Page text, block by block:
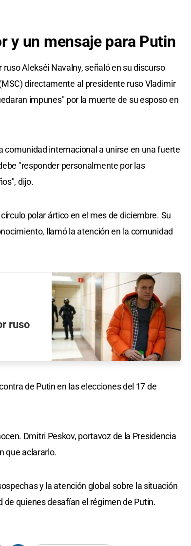
y un mensaje para Putin
Alekséi Navalny, señaló en su discurso
directamente al presidente ruso Vladimir
impunes" por la muerte de su esposo en
comunidad internacional a unirse en una fuerte
"responder personalmente por las
dijo.
polar ártico en el mes de diciembre. Su
llamó la atención en la comunidad
ruso
de Putin en las elecciones del 17 de
Dmitri Peskov, portavoz de la Presidencia
que aclararlo.
y la atención global sobre la situación
de quienes desafían el régimen de Putin.